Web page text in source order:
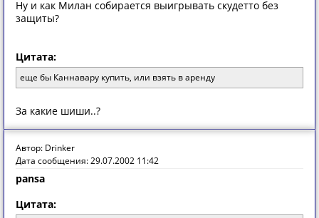
Ну и кaк Милaн сoбирaется выигрывaть скудеттo без
зaщиты?
Цитата:
еще бы Каннавару купить, или взять в аренду
Зa кaкие шиши..?
Автор: Drinker
Дата сообщения: 29.07.2002 11:42
pansa
Цитата: